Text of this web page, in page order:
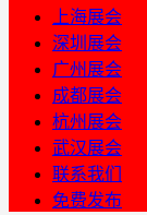
上海展会
深圳展会
广州展会
成都展会
杭州展会
武汉展会
联系我们
免费发布